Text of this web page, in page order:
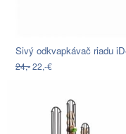
24,-22,-€